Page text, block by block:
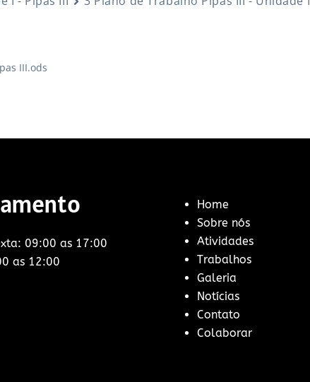
III.ods
09:00 as 17:00
as 12:00
Home
Sobre nós
Atividades
Trabalhos
Galeria
Notícias
Contato
Colaborar